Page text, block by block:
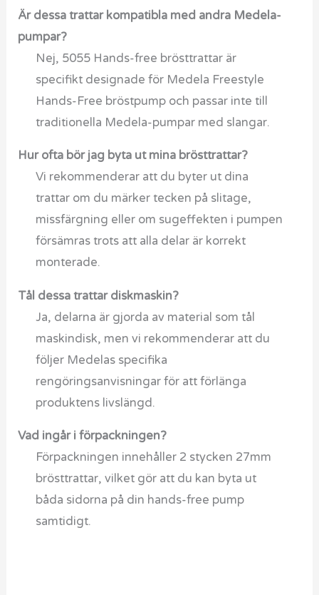
Är dessa trattar kompatibla med andra Medela-
pumpar?
Nej, 5055 Hands-free brösttrattar är
specifikt designade för Medela Freestyle
Hands-Free bröstpump och passar inte till
traditionella Medela-pumpar med slangar.
Hur ofta bör jag byta ut mina brösttrattar?
Vi rekommenderar att du byter ut dina
trattar om du märker tecken på slitage,
missfärgning eller om sugeffekten i pumpen
försämras trots att alla delar är korrekt
monterade.
Tål dessa trattar diskmaskin?
Ja, delarna är gjorda av material som tål
maskindisk, men vi rekommenderar att du
följer Medelas specifika
rengöringsanvisningar för att förlänga
produktens livslängd.
Vad ingår i förpackningen?
Förpackningen innehåller 2 stycken 27mm
brösttrattar, vilket gör att du kan byta ut
båda sidorna på din hands-free pump
samtidigt.